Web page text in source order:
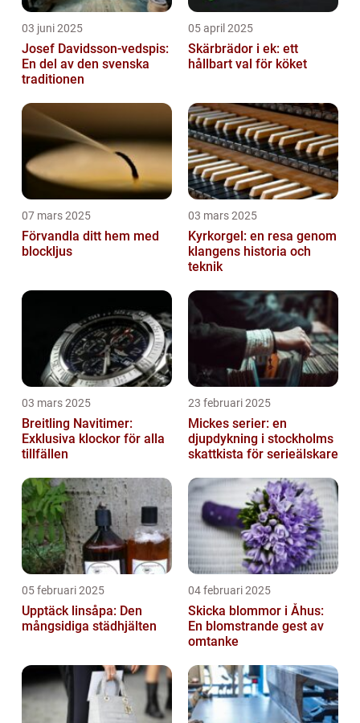
03 juni 2025
Josef Davidsson-vedspis:
En del av den svenska
traditionen
05 april 2025
Skärbrädor i ek: ett
hållbart val för köket
07 mars 2025
Förvandla ditt hem med
blockljus
03 mars 2025
Kyrkorgel: en resa genom
klangens historia och
teknik
03 mars 2025
Breitling Navitimer:
Exklusiva klockor för alla
tillfällen
23 februari 2025
Mickes serier: en
djupdykning i stockholms
skattkista för serieälskare
05 februari 2025
Upptäck linsåpa: Den
mångsidiga städhjälten
04 februari 2025
Skicka blommor i Åhus:
En blomstrande gest av
omtanke